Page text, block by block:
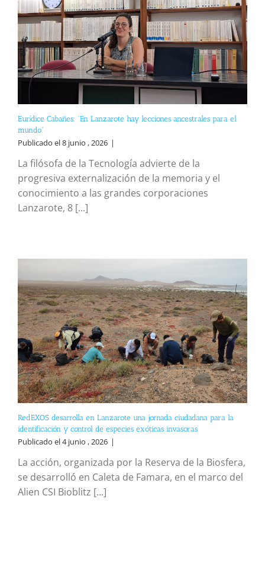
Eurídice Cabañes: “En Lanzarote hay lecciones ancestrales para el
mundo”
Publicado el 8 junio , 2026 |
La filósofa de la Tecnología advierte de la
progresiva externalización de la memoria y el
conocimiento a las grandes corporaciones
Lanzarote, 8 [...]
RedEXOS desarrolla en Lanzarote una jornada ciudadana para la
identificación y control de especies exóticas invasoras
Publicado el 4 junio , 2026 |
La acción, organizada por la Reserva de la Biosfera,
se desarrolló en Caleta de Famara, en el marco del
Alien CSI Bioblitz [...]